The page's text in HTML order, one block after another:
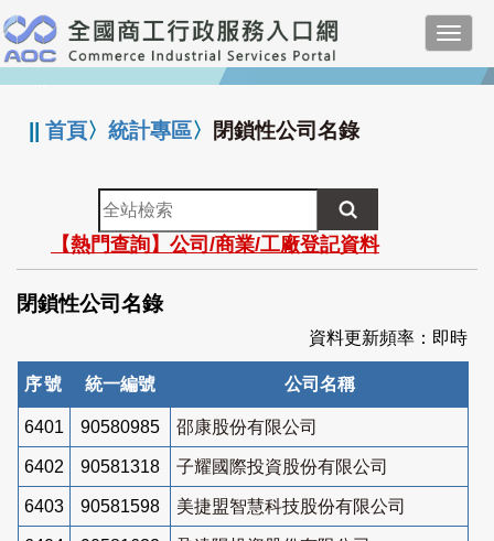
跳
到
主
要
:::
||首頁〉統計專區〉 閉鎖性公司名錄
全
站
檢
索
【熱門查詢】公司/商業/工廠登記資料
閉鎖性公司名錄
資料更新頻率：即時
序號 統一編號 公司名稱
6401 90580985 邵康股份有限公司
6402 90581318 子耀國際投資股份有限公司
6403 90581598 美捷盟智慧科技股份有限公司